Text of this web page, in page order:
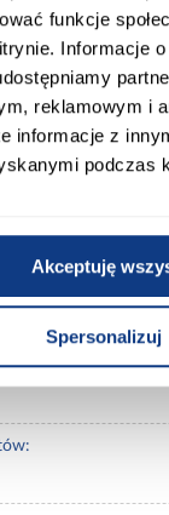
funkcje
Informacje
reklamowym i
informacje z
podczas
Akceptuję
Spersonalizuj